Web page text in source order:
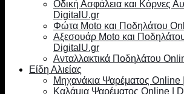
Οδική Ασφάλεια και Κόρνες
DigitalU.gr
Φώτα Moto και Ποδηλάτου
Αξεσουάρ Moto και
DigitalU.gr
Ανταλλακτικά Ποδηλάτου
Είδη Αλιείας
Μηχανάκια Ψαρέματος
Καλάμια Ψαρέματος Online |